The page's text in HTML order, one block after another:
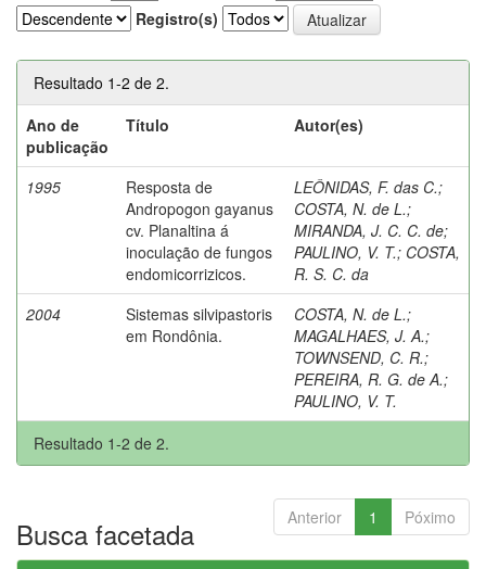
Registro(s)
Resultado 1-2 de 2.
Ano de
publicação
Título Autor(es)
1995
Resposta de
Andropogon gayanus
cv. Planaltina á
inoculação de fungos
endomicorrizicos.
LEÔNIDAS, F. das C.;
COSTA, N. de L.;
MIRANDA, J. C. C. de;
PAULINO, V. T.; COSTA,
R. S. C. da
2004
Sistemas silvipastoris
em Rondônia.
COSTA, N. de L.;
MAGALHAES, J. A.;
TOWNSEND, C. R.;
PEREIRA, R. G. de A.;
PAULINO, V. T.
Resultado 1-2 de 2.
Anterior 1 Póximo
Busca facetada